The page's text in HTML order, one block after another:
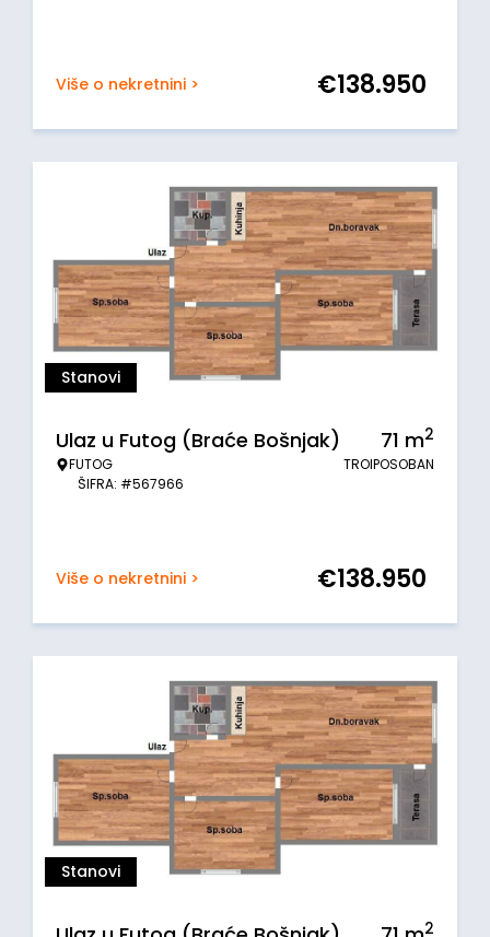
Više o nekretnini > €138.950
Stanovi
Ulaz u Futog (Braće Bošnjak)
FUTOG
ŠIFRA: #567966
71 m2
TROIPOSOBAN
Više o nekretnini > €138.950
Stanovi
2